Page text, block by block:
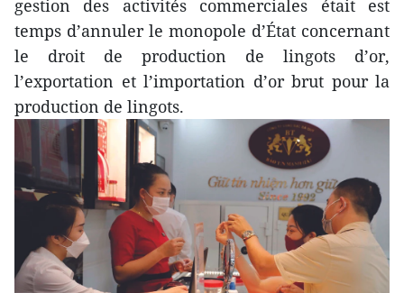
gestion des activités commerciales était est
temps d’annuler le monopole d’État concernant
le droit de production de lingots d’or,
l’exportation et l’importation d’or brut pour la
production de lingots.